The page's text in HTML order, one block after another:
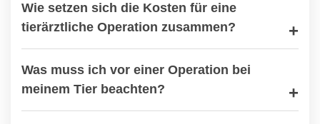
Wie setzen sich die Kosten für eine
tierärztliche Operation zusammen?
Was muss ich vor einer Operation bei
meinem Tier beachten?